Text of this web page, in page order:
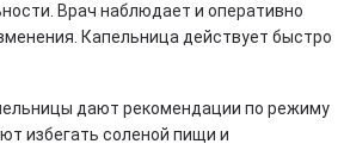
Врач наблюдает и оперативно
Капельница действует быстро
дают рекомендации по режиму
избегать соленой пищи и